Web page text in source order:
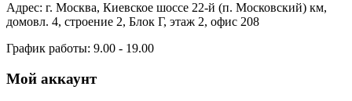
Адрес: г. Москва, Киевское шоссе 22-й (п. Московский) км,
домовл. 4, строение 2, Блок Г, этаж 2, офис 208
График работы: 9.00 - 19.00
Мой аккаунт